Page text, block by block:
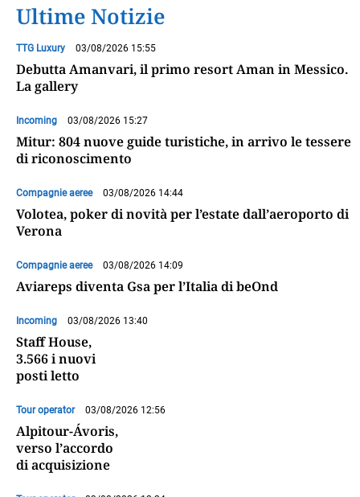
Ultime Notizie
TTG Luxury 03/08/2026 15:55
Debutta Amanvari, il primo resort Aman in Messico.
La gallery
Incoming 03/08/2026 15:27
Mitur: 804 nuove guide turistiche, in arrivo le tessere
di riconoscimento
Compagnie aeree 03/08/2026 14:44
Volotea, poker di novità per l’estate dall’aeroporto di
Verona
Compagnie aeree 03/08/2026 14:09
Aviareps diventa Gsa per l’Italia di beOnd
Incoming 03/08/2026 13:40
Staff House,
3.566 i nuovi
posti letto
Tour operator 03/08/2026 12:56
Alpitour-Ávoris,
verso l’accordo
di acquisizione